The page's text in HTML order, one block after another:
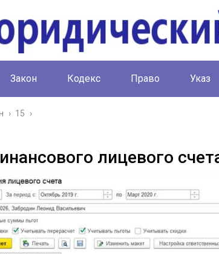
Закон Кодекс Право Указ
› 15 ›
лицевого